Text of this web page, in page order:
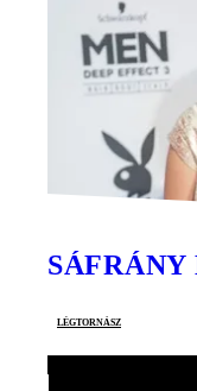
SÁFRÁNY
légtornász